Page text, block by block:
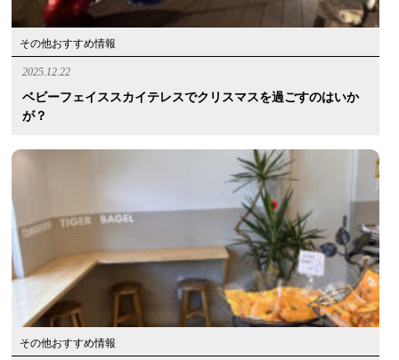
その他おすすめ情報
2025.12.22
ベビーフェイススカイテレスでクリスマスを過ごすのはいか
が？
その他おすすめ情報